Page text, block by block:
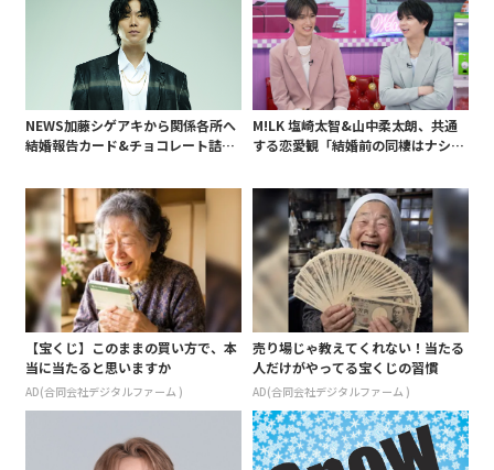
NEWS加藤シゲアキから関係各所へ
結婚報告カード&チョコレート詰め
も添えて
M!LK 塩崎太智&山中柔太朗、共通
する恋愛観「結婚前の同棲はナシ」
【宝くじ】このままの買い方で、本
当に当たると思いますか
AD(合同会社デジタルファーム )
売り場じゃ教えてくれない！当たる
人だけがやってる宝くじの習慣
AD(合同会社デジタルファーム )